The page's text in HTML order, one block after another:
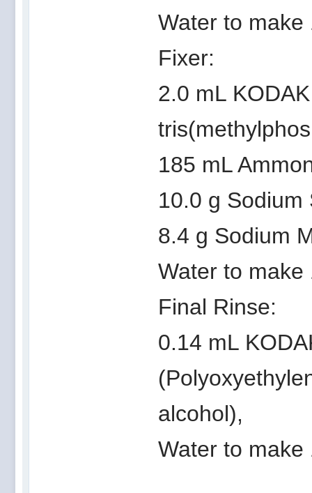
Water to make
Fixer:
2.0 mL
185 mL
10.0 g Sodium
8.4 g Sodium
Water to make
Final Rinse:
0.14 mL
alcohol),
Water to make